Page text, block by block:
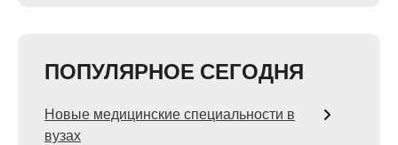
ПОПУЛЯРНОЕ СЕГОДНЯ
Новые медицинские специальности в
вузах